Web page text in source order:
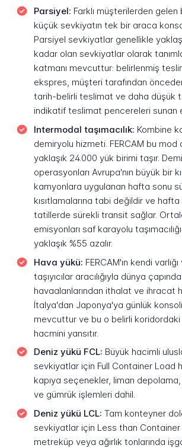
Parsiyel: Farklı müşterilerden
küçük sevkiyatın tek bir araca
Parsiyel sevkiyatlar genellikle
kadar olan sevkiyatlar olarak
katmanı mevcuttur: belirlenmiş
ekspres, müşteri tarafından
tarih-belirli teslimat ve daha düşük
indikatif teslimat pencereleri sunan
Intermodal taşımacılık: Kombine
demiryolu hizmeti. FERCAM bu mod
yaklaşık 24.000 yük birimi taşır.
operasyonları Avrupa'nın büyük bir
kamyonlara uygulanan hafta sonu
kısıtlamalarına tabi değildir ve
tatillerde sürekli transit sağlar.
emisyonları saf karayolu
yaklaşık %55 azalır.
Hava yükü: FERCAM'ın kendi
taşıyıcılar aracılığıyla dünya
havaalanlarından ithalat ve ihracat
İtalya'dan Japonya'ya günlük
mevcuttur ve bu o belirli
hacmini yansıtır.
Deniz yükü FCL: Büyük hacimli
sevkiyatlar için Full Container Load
kapıya seçenekler, liman depolama,
ve gümrük işlemleri dahil.
Deniz yükü LCL: Tam konteyner
sevkiyatlar için Less than Container
metreküp veya ağırlık tonlarında